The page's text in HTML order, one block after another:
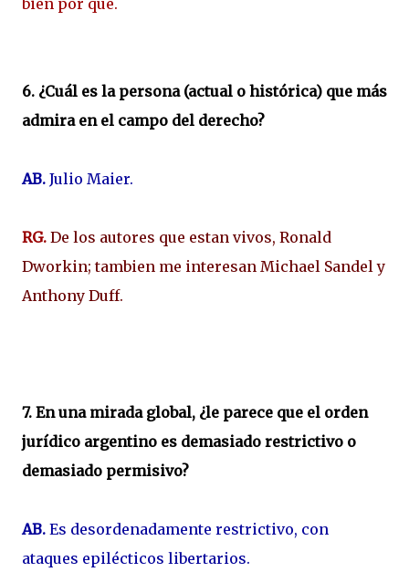
bien por qué.
6. ¿Cuál es la persona (actual o histórica) que más
admira en el campo del derecho?
AB. Julio Maier.
RG. De los autores que estan vivos, Ronald
Dworkin; tambien me interesan Michael Sandel y
Anthony Duff.
7. En una mirada global, ¿le parece que el orden
jurídico argentino es demasiado restrictivo o
demasiado permisivo?
AB. Es desordenadamente restrictivo, con
ataques epilécticos libertarios.